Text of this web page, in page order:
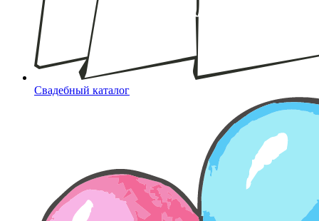
Свадебный каталог